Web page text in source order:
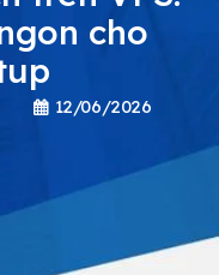
cho
12/06/2026